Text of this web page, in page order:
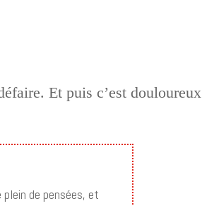
Et puis c’est douloureux
de pensées, et